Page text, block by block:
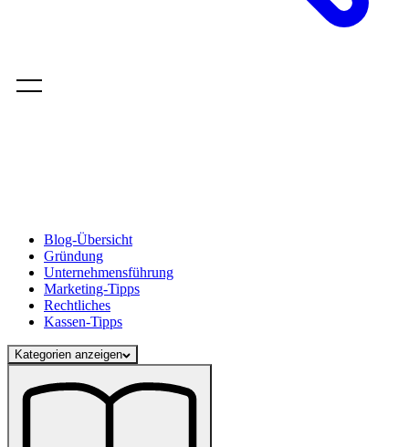
Blog-Übersicht
Gründung
Unternehmensführung
Marketing-Tipps
Rechtliches
Kassen-Tipps
Kategorien anzeigen